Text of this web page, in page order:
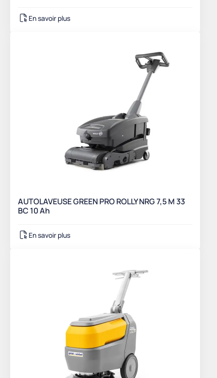
En savoir plus
AUTOLAVEUSE GREEN PRO ROLLY NRG 7,5 M 33
BC 10 Ah
En savoir plus